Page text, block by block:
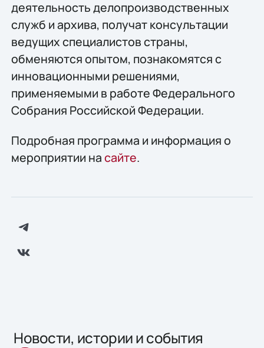
деятельность делопроизводственных
служб и архива, получат консультации
ведущих специалистов страны,
обменяются опытом, познакомятся с
инновационными решениями,
применяемыми в работе Федерального
Собрания Российской Федерации.
Подробная программа и информация о
мероприятии насайте.
Новости, истории и события